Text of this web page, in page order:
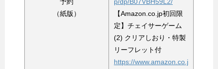
（紙版）
【Amazon.co.jp初回限
定】チェイサーゲーム
(2) クリアしおり・特製
リーフレット付
https://www.amazon.co.j